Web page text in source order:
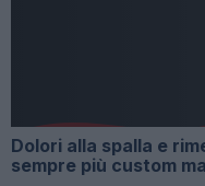
Dolori alla spalla e
sempre più custom